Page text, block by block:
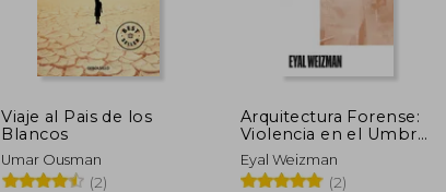
Viaje al Pais de los
Blancos
Umar Ousman
(2)
Arquitectura Forense:
Violencia en el Umbral
de Detectabilidad: 2
(Coleccion)
Eyal Weizman
(2)